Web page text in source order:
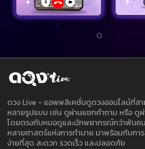
ดวง Live - แอพพลิเคชั่นดูดวงออนไลน์ที่ส
หลายรูปแบบ เช่น ดูผ่านแชทคำถาม หรือ ดู
โดยตรงกับหมอดูและนักพยากรณ์กว่าพันค
หลายศาสตร์แห่งการทำนาย มาพร้อมกับกา
ง่ายที่สุด สะดวก รวดเร็ว และปลอดภัย